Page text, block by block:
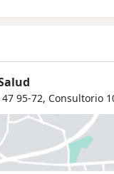
95-72, Consultorio